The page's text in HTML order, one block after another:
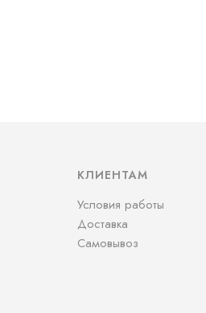
КЛИЕНТАМ
Условия работы
Доставка
Самовывоз